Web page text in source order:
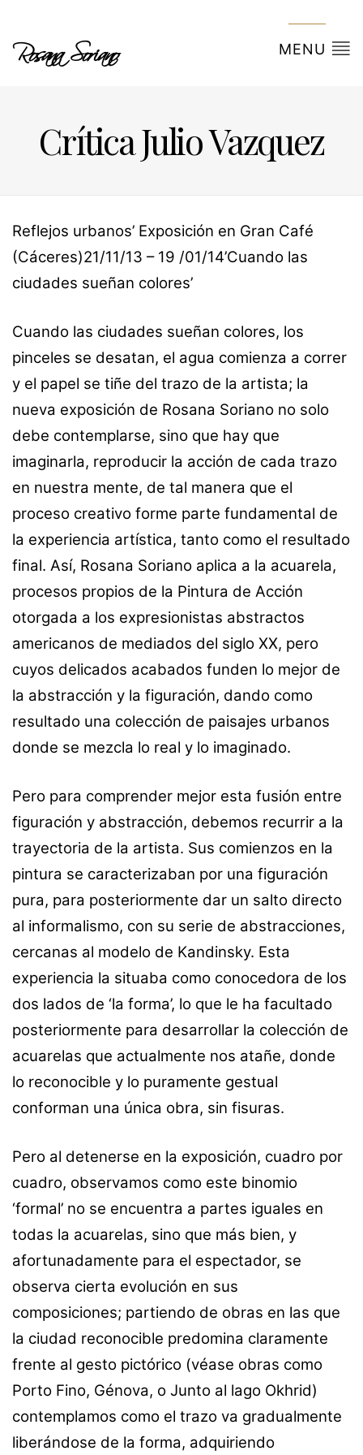
Rosana Soriano MENU
Crítica Julio Vazquez
Reflejos urbanos’ Exposición en Gran Café
(Cáceres)21/11/13 – 19 /01/14’Cuando las
ciudades sueñan colores’
Cuando las ciudades sueñan colores, los
pinceles se desatan, el agua comienza a correr
y el papel se tiñe del trazo de la artista; la
nueva exposición de Rosana Soriano no solo
debe contemplarse, sino que hay que
imaginarla, reproducir la acción de cada trazo
en nuestra mente, de tal manera que el
proceso creativo forme parte fundamental de
la experiencia artística, tanto como el resultado
final. Así, Rosana Soriano aplica a la acuarela,
procesos propios de la Pintura de Acción
otorgada a los expresionistas abstractos
americanos de mediados del siglo XX, pero
cuyos delicados acabados funden lo mejor de
la abstracción y la figuración, dando como
resultado una colección de paisajes urbanos
donde se mezcla lo real y lo imaginado.
Pero para comprender mejor esta fusión entre
figuración y abstracción, debemos recurrir a la
trayectoria de la artista. Sus comienzos en la
pintura se caracterizaban por una figuración
pura, para posteriormente dar un salto directo
al informalismo, con su serie de abstracciones,
cercanas al modelo de Kandinsky. Esta
experiencia la situaba como conocedora de los
dos lados de ‘la forma’, lo que le ha facultado
posteriormente para desarrollar la colección de
acuarelas que actualmente nos atañe, donde
lo reconocible y lo puramente gestual
conforman una única obra, sin fisuras.
Pero al detenerse en la exposición, cuadro por
cuadro, observamos como este binomio
‘formal’ no se encuentra a partes iguales en
todas la acuarelas, sino que más bien, y
afortunadamente para el espectador, se
observa cierta evolución en sus
composiciones; partiendo de obras en las que
la ciudad reconocible predomina claramente
frente al gesto pictórico (véase obras como
Porto Fino, Génova, o Junto al lago Okhrid)
contemplamos como el trazo va gradualmente
liberándose de la forma, adquiriendo